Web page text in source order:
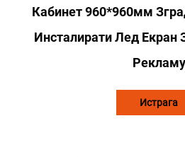
Кабинет 960*960мм
Инсталирати Лед Екран
Рекламу
Истрага